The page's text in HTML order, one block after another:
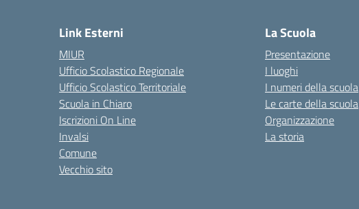
Link Esterni
MIUR
Ufficio Scolastico Regionale
Ufficio Scolastico Territoriale
Scuola in Chiaro
Iscrizioni On Line
Invalsi
Comune
Vecchio sito
La Scuola
Presentazione
I luoghi
I numeri della scuola
Le carte della scuola
Organizzazione
La storia